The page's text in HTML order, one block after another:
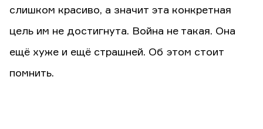
слишком красиво, а значит эта конкретная
цель им не достигнута. Война не такая. Она
ещё хуже и ещё страшней. Об этом стоит
помнить.